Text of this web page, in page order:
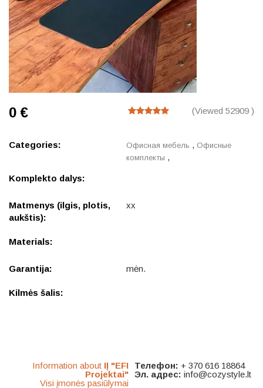
(Viewed 52909 )
0 €
Categories: Офисная мебель , Офисные
комплекты ,
Komplekto dalys:
Matmenys (ilgis, plotis,
aukštis):
xx
Materials:
Garantija: mėn.
Kilmės šalis:
Information about IĮ "EFI
Projektai"
Visi įmonės pasiūlymai
Телефон: + 370 616 18864
Эл. адрес: info@cozystyle.lt